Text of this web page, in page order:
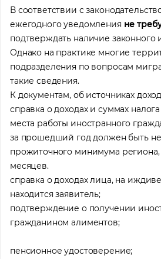
В соответствии с
ежегодного уведомления не
подтверждать наличие законного
Однако на практике многие
подразделения по вопросам
такие сведения.
К документам, об источниках
справка о доходах и суммах
места работы иностранного
за прошедший год должен быть
прожиточного минимума региона,
месяцев.
справка о доходах лица, на
находится заявитель;
подтверждение о получении
гражданином алиментов;
пенсионное удостоверение;